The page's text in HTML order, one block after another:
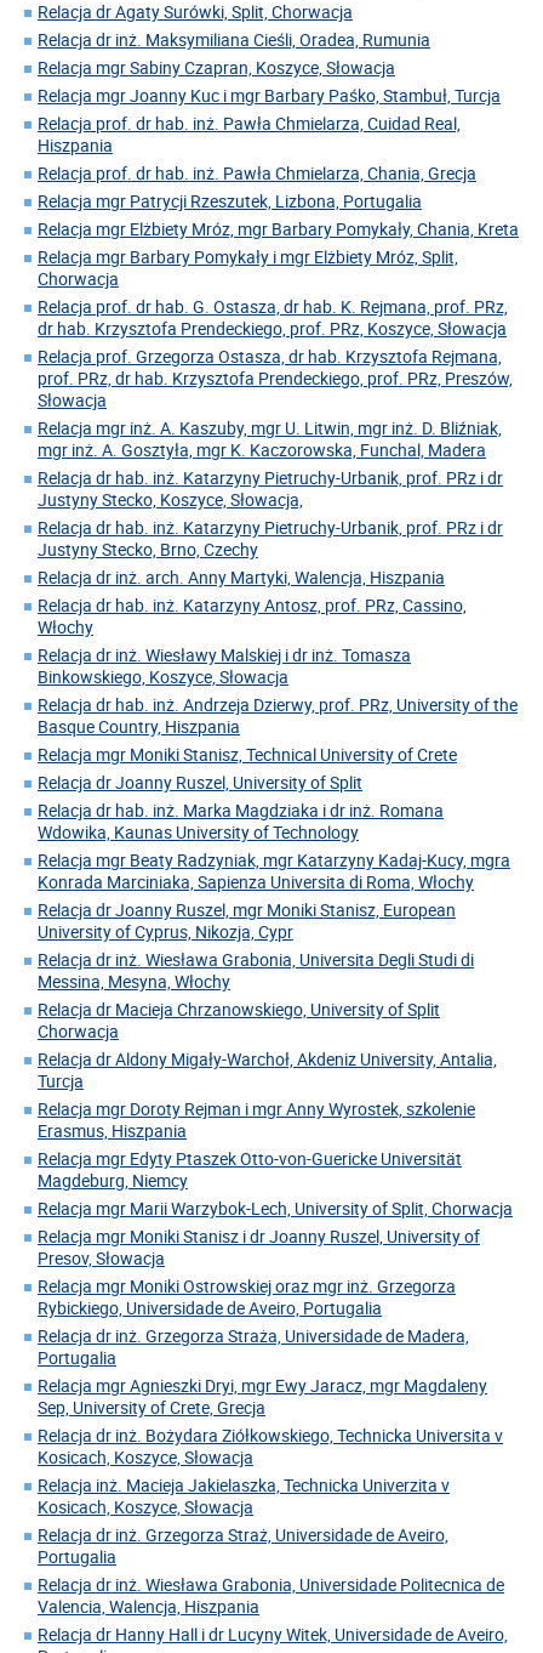
Relacja dr Agaty Surówki, Split, Chorwacja
Relacja dr inż. Maksymiliana Cieśli, Oradea, Rumunia
Relacja mgr Sabiny Czapran, Koszyce, Słowacja
Relacja mgr Joanny Kuc i mgr Barbary Paśko, Stambuł, Turcja
Relacja prof. dr hab. inż. Pawła Chmielarza, Cuidad Real,
Hiszpania
Relacja prof. dr hab. inż. Pawła Chmielarza, Chania, Grecja
Relacja mgr Patrycji Rzeszutek, Lizbona, Portugalia
Relacja mgr Elżbiety Mróz, mgr Barbary Pomykały, Chania, Kreta
Relacja mgr Barbary Pomykały i mgr Elżbiety Mróz, Split,
Chorwacja
Relacja prof. dr hab. G. Ostasza, dr hab. K. Rejmana, prof. PRz,
dr hab. Krzysztofa Prendeckiego, prof. PRz, Koszyce, Słowacja
Relacja prof. Grzegorza Ostasza, dr hab. Krzysztofa Rejmana,
prof. PRz, dr hab. Krzysztofa Prendeckiego, prof. PRz, Preszów,
Słowacja
Relacja mgr inż. A. Kaszuby, mgr U. Litwin, mgr inż. D. Bliźniak,
mgr inż. A. Gosztyła, mgr K. Kaczorowska, Funchal, Madera
Relacja dr hab. inż. Katarzyny Pietruchy-Urbanik, prof. PRz i dr
Justyny Stecko, Koszyce, Słowacja,
Relacja dr hab. inż. Katarzyny Pietruchy-Urbanik, prof. PRz i dr
Justyny Stecko, Brno, Czechy
Relacja dr inż. arch. Anny Martyki, Walencja, Hiszpania
Relacja dr hab. inż. Katarzyny Antosz, prof. PRz, Cassino,
Włochy
Relacja dr inż. Wiesławy Malskiej i dr inż. Tomasza
Binkowskiego, Koszyce, Słowacja
Relacja dr hab. inż. Andrzeja Dzierwy, prof. PRz, University of the
Basque Country, Hiszpania
Relacja mgr Moniki Stanisz, Technical University of Crete
Relacja dr Joanny Ruszel, University of Split
Relacja dr hab. inż. Marka Magdziaka i dr inż. Romana
Wdowika, Kaunas University of Technology
Relacja mgr Beaty Radzyniak, mgr Katarzyny Kadaj-Kucy, mgra
Konrada Marciniaka, Sapienza Universita di Roma, Włochy
Relacja dr Joanny Ruszel, mgr Moniki Stanisz, European
University of Cyprus, Nikozja, Cypr
Relacja dr inż. Wiesława Grabonia, Universita Degli Studi di
Messina, Mesyna, Włochy
Relacja dr Macieja Chrzanowskiego, University of Split
Chorwacja
Relacja dr Aldony Migały-Warchoł, Akdeniz University, Antalia,
Turcja
Relacja mgr Doroty Rejman i mgr Anny Wyrostek, szkolenie
Erasmus, Hiszpania
Relacja mgr Edyty Ptaszek Otto-von-Guericke Universität
Magdeburg, Niemcy
Relacja mgr Marii Warzybok-Lech, University of Split, Chorwacja
Relacja mgr Moniki Stanisz i dr Joanny Ruszel, University of
Presov, Słowacja
Relacja mgr Moniki Ostrowskiej oraz mgr inż. Grzegorza
Rybickiego, Universidade de Aveiro, Portugalia
Relacja dr inż. Grzegorza Straża, Universidade de Madera,
Portugalia
Relacja mgr Agnieszki Dryi, mgr Ewy Jaracz, mgr Magdaleny
Sep, University of Crete, Grecja
Relacja dr inż. Bożydara Ziółkowskiego, Technicka Universita v
Kosicach, Koszyce, Słowacja
Relacja inż. Macieja Jakielaszka, Technicka Univerzita v
Kosicach, Koszyce, Słowacja
Relacja dr inż. Grzegorza Straż, Universidade de Aveiro,
Portugalia
Relacja dr inż. Wiesława Grabonia, Universidade Politecnica de
Valencia, Walencja, Hiszpania
Relacja dr Hanny Hall i dr Lucyny Witek, Universidade de Aveiro,